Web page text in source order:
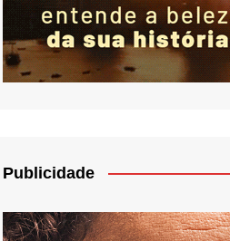
Publicidade